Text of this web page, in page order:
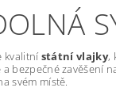
kvalitní státní vlajky,
bezpečné zavěšení
svém místě.